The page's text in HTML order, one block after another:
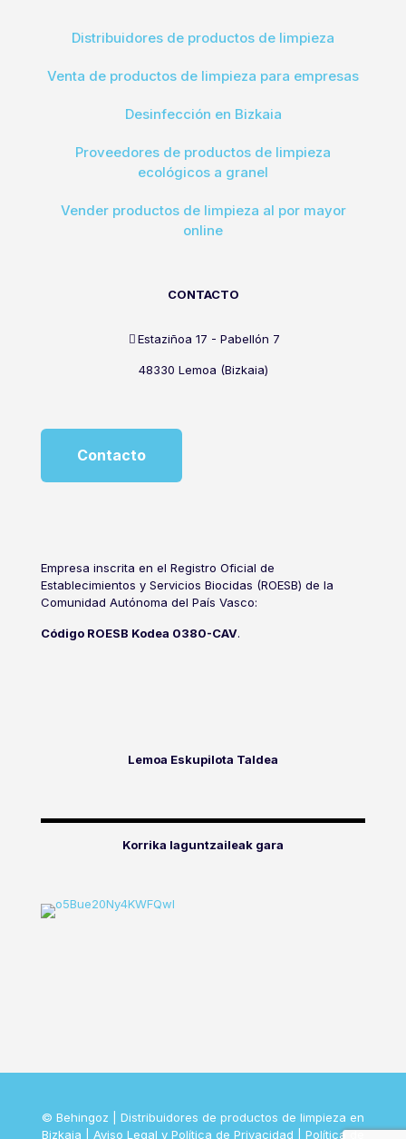
Distribuidores de productos de limpieza
Venta de productos de limpieza para empresas
Desinfección en Bizkaia
Proveedores de productos de limpieza
ecológicos a granel
Vender productos de limpieza al por mayor
online
CONTACTO
Estaziñoa 17 - Pabellón 7
48330 Lemoa (Bizkaia)
Contacto
Empresa inscrita en el Registro Oficial de
Establecimientos y Servicios Biocidas (ROESB) de la
Comunidad Autónoma del País Vasco:
Código ROESB Kodea 0380-CAV.
Lemoa Eskupilota Taldea
Korrika laguntzaileak gara
© Behingoz | Distribuidores de productos de limpieza en
Bizkaia | Aviso Legal y Política de Privacidad Política de